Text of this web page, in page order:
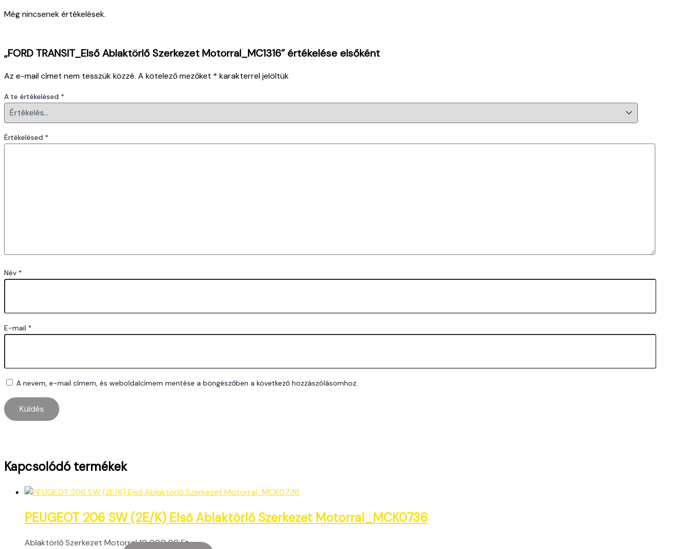
Még nincsenek értékelések.
„FORD TRANSIT_Első Ablaktörlő Szerkezet Motorral_MC1316” értékelése elsőként
Az e-mail címet nem tesszük közzé. A kötelező mezőket * karakterrel jelöltük
A te értékelésed *
Értékelésed *
Név *
E-mail *
A nevem, e-mail címem, és weboldalcímem mentése a böngészőben a következő hozzászólásomhoz.
Kapcsolódó termékek
PEUGEOT 206 SW (2E/K) Első Ablaktörlő Szerkezet Motorral_MCK0736
Ablaktörlő Szerkezet Motorral10 000,00Ft